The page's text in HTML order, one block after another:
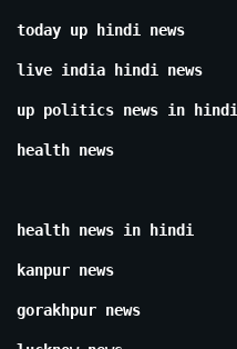
today up hindi news
live india hindi news
up politics news in hindi
health news
health news in hindi
kanpur news
gorakhpur news